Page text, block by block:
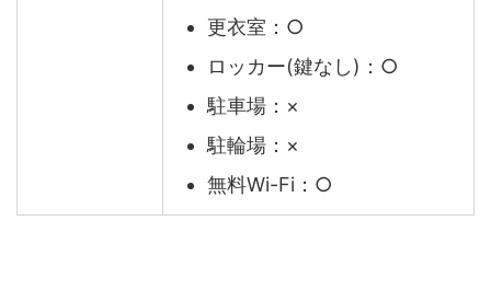
更衣室：○
ロッカー(鍵なし)：○
駐車場：×
駐輪場：×
無料Wi-Fi：○